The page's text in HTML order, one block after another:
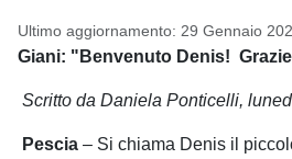
Ultimo aggiornamento: 29 Gennaio
Giani: "Benvenuto Denis!
Scritto da Daniela Ponticelli,
Pescia – Si chiama Denis il